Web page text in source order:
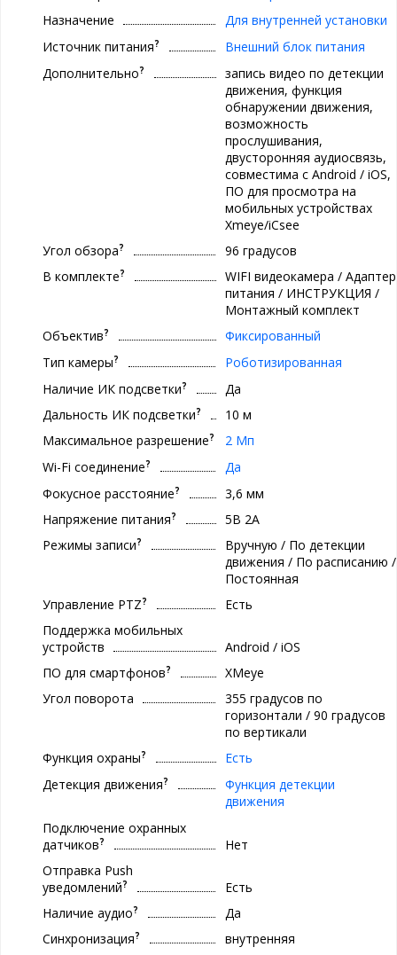
Назначение
Для внутренней установки
Источник питания?
Внешний блок питания
Дополнительно?
запись видео по детекции
движения, функция
обнаружении движения,
возможность
прослушивания,
двусторонняя аудиосвязь,
совместима с Android / iOS,
ПО для просмотра на
мобильных устройствах
Xmeye/iCsee
Угол обзора?
96 градусов
В комплекте?
WIFI видеокамера / Адаптер
питания / ИНСТРУКЦИЯ /
Монтажный комплект
Объектив?
Фиксированный
Тип камеры?
Роботизированная
Наличие ИК подсветки?
Да
Дальность ИК подсветки?
10 м
Максимальное разрешение?
2 Мп
Wi-Fi соединение?
Да
Фокусное расстояние?
3,6 мм
Напряжение питания?
5В 2А
Режимы записи?
Вручную / По детекции
движения / По расписанию /
Постоянная
Управление PTZ?
Есть
Поддержка мобильных
устройств
Android / iOS
ПО для смартфонов?
XMeye
Угол поворота
355 градусов по
горизонтали / 90 градусов
по вертикали
Функция охраны?
Есть
Детекция движения?
Функция детекции
движения
Подключение охранных
датчиков?
Нет
Отправка Push
уведомлений?
Есть
Наличие аудио?
Да
Синхронизация?
внутренняя